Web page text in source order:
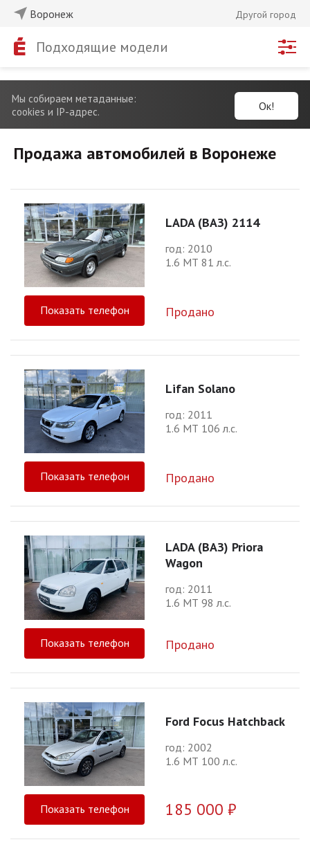
Воронеж Другой город
Подходящие модели
Мы собираем метаданные:
cookies и IP-адрес.
Ок!
Продажа автомобилей в Воронеже
LADA (ВАЗ) 2114
год: 2010
1.6 МТ 81 л.с.
Показать телефон Продано
Lifan Solano
год: 2011
1.6 МТ 106 л.с.
Показать телефон Продано
LADA (ВАЗ) Priora
Wagon
год: 2011
1.6 МТ 98 л.с.
Показать телефон Продано
Ford Focus Hatchback
год: 2002
1.6 МТ 100 л.с.
Показать телефон 185 000 ₽